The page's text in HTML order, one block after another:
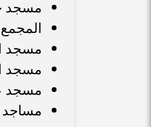
مسجد
مسجد
مسجد
مسجد
مساجد